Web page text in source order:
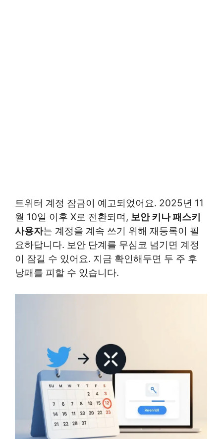
트위터 계정 잠금이 예고되었어요. 2025년 11
월 10일 이후 X로 전환되며, 보안 키나 패스키
사용자는 계정을 계속 쓰기 위해 재등록이 필
요하답니다. 보안 단계를 무심코 넘기면 계정
이 잠길 수 있어요. 지금 확인해두면 두 주 후
낭패를 피할 수 있습니다.